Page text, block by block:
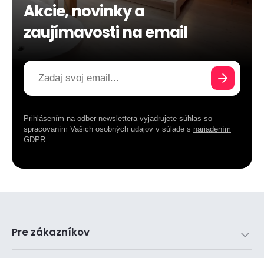
Akcie, novinky a
zaujímavosti na email
Prihlásením na odber newslettera vyjadrujete súhlas so
spracovaním Vašich osobných udajov v súlade s nariadením
GDPR
Pre zákazníkov